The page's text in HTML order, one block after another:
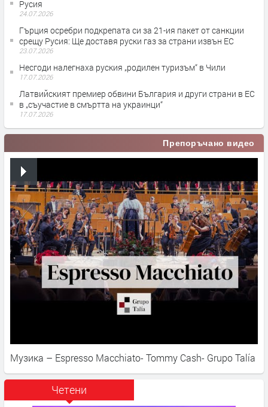
Русия
24.07.2026
Гърция осребри подкрепата си за 21-ия пакет от санкции
срещу Русия: Ще доставя руски газ за страни извън ЕС
23.07.2026
Несгоди налегнаха руския „родилен туризъм“ в Чили
17.07.2026
Латвийският премиер обвини България и други страни в ЕС
в „съучастие в смъртта на украинци“
17.07.2026
Препоръчано видео
Музика – Espresso Macchiato- Tommy Cash- Grupo Talía
Четени